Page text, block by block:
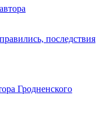
последствия
Гродненского